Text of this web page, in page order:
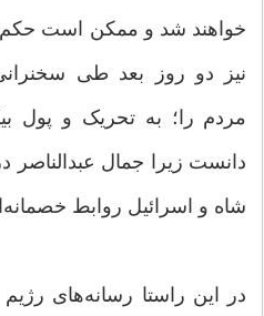
خواهند شد و ممکن است حکم
نیز دو روز بعد طی
مردم را؛ به تحریک و پول
دانست زیرا جمال ‌عبدالناصر
شاه و اسرائیل روابط
در این راستا رسانه‌های